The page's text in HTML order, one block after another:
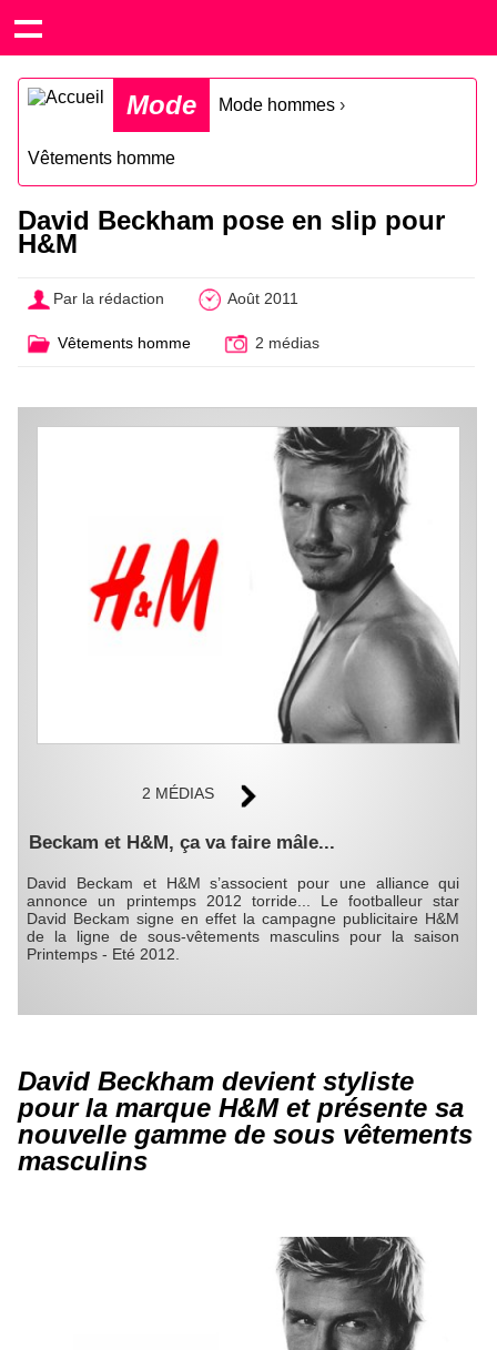
Mode Mode hommes ›
Vêtements homme
David Beckham pose en slip pour
H&M
Par la rédaction Août 2011
Vêtements homme 2 médias
2 MÉDIAS
Beckam et H&M, ça va faire mâle...
David Beckam et H&M s’associent pour une alliance qui
annonce un printemps 2012 torride... Le footballeur star
David Beckam signe en effet la campagne publicitaire H&M
de la ligne de sous-vêtements masculins pour la saison
Printemps - Eté 2012.
David Beckham devient styliste
pour la marque H&M et présente sa
nouvelle gamme de sous vêtements
masculins